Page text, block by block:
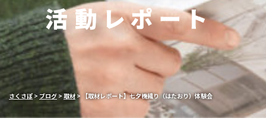
さくさぽ > ブログ > 取材> 【取材レポート】七夕機織り（はたおり）体験会